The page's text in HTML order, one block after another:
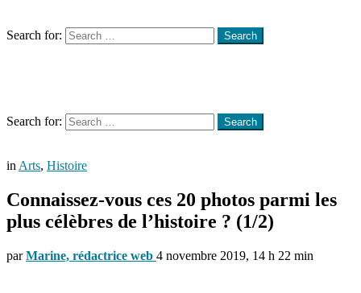
Search for:
Search
Search for:
Search
in Arts, Histoire
Connaissez-vous ces 20 photos parmi les
plus célèbres de l’histoire ? (1/2)
par Marine, rédactrice web 4 novembre 2019, 14 h 22 min